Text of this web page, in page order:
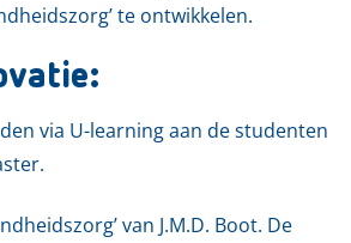
te ontwikkelen.
via U-learning aan de studenten
van J.M.D. Boot. De